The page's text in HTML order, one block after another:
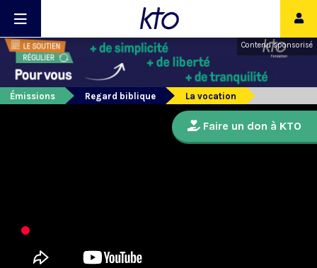
Contenu sponsorisé
Émissions Regard biblique La vocation
Faire un don à KTO